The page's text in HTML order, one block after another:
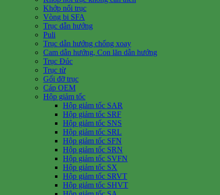
Khớp nối trục
Vòng bi SFA
Trục dẫn hướng
Puli
Trục dẫn hướng chống xoay
Cam dẫn hướng, Con lăn dẫn hướng
Trục Đúc
Trục từ
Gối đỡ trục
Cáp OEM
Hộp giảm tốc
Hộp giảm tốc SAR
Hộp giảm tốc SRF
Hộp giảm tốc SNS
Hộp giảm tốc SRL
Hộp giảm tốc SFN
Hộp giảm tốc SRN
Hộp giảm tốc SVFN
Hộp giảm tốc SX
Hộp giảm tốc SRVT
Hộp giảm tốc SHVT